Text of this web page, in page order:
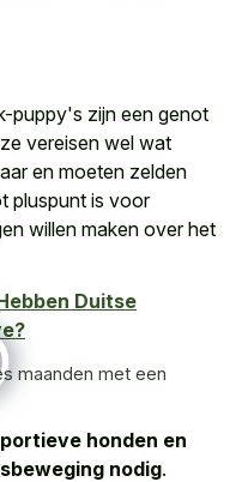
puppy's zijn een genot
vereisen wel wat
en moeten zelden
pluspunt is voor
willen maken over het
Duitse
maanden met een
honden en
nodig.